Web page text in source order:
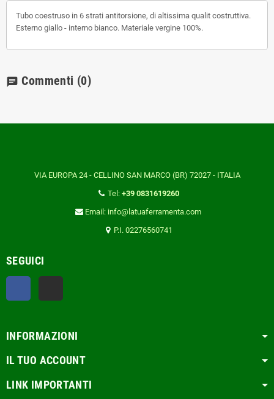
Tubo coestruso in 6 strati antitorsione, di altissima qualit costruttiva.
Esterno giallo - interno bianco. Materiale vergine 100%.
chat Commenti (0)
VIA EUROPA 24 - CELLINO SAN MARCO (BR) 72027 - ITALIA
Tel: +39 0831619260
Email: info@latuaferramenta.com
P.I. 02276560741
SEGUICI
INFORMAZIONI
IL TUO ACCOUNT
LINK IMPORTANTI